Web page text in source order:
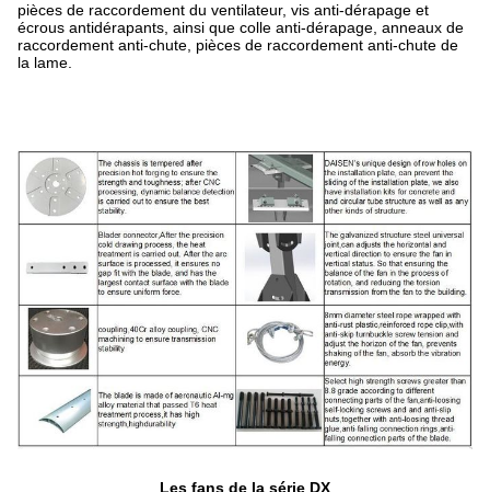
pièces de raccordement du ventilateur, vis anti-dérapage et
écrous antidérapants, ainsi que colle anti-dérapage, anneaux de
raccordement anti-chute, pièces de raccordement anti-chute de
la lame.
Les fans de la série DX